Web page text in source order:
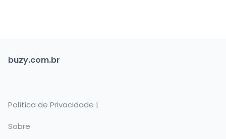
buzy.com.br
Política de Privacidade |
Sobre